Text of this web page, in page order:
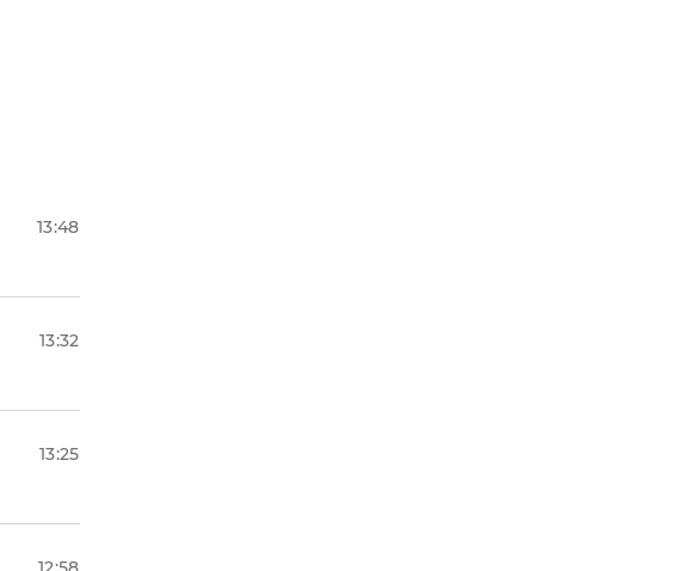
13:48
13:32
13:25